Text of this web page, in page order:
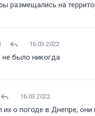
размещались на
16.03.2022
не было никогда
16.03.2022
их о погоде в Днепре,